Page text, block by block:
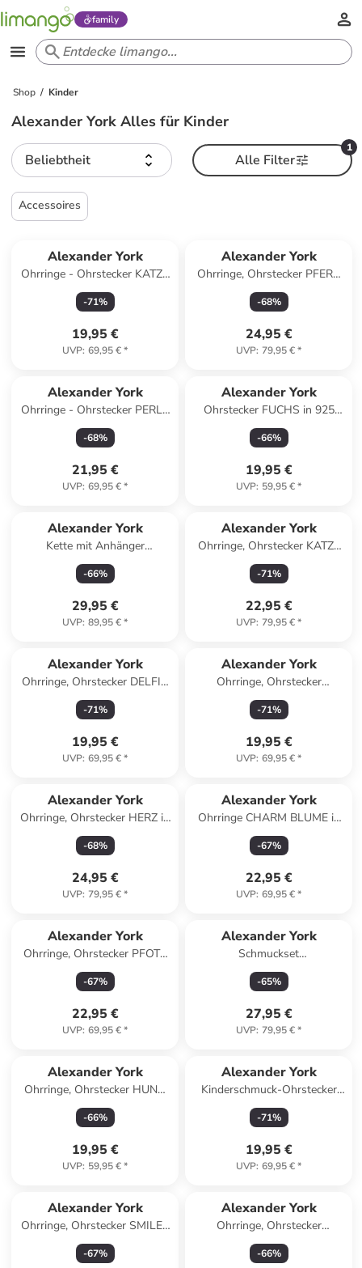
family
Shop Kinder
Alexander York Alles für Kinder
Beliebtheit
1
Alle Filter
Accessoires
Alexander York
Ohrringe - Ohrstecker KATZE
schwarz sitzend in 925 Silber
- 2-tlg.
-71%
19,95 €
UVP: 69,95 €*
Alexander York
Ohrringe, Ohrstecker PFERD
in Gold aus 925 Sterling
Silber, 2-tlg.
-68%
24,95 €
UVP: 79,95 €*
Alexander York
Ohrringe - Ohrstecker PERLE
classic 6 mm in Gold aus 925
Silber
-68%
21,95 €
UVP: 69,95 €*
Alexander York
Ohrstecker FUCHS in 925
Sterling Silber, 2-tlg.
-66%
19,95 €
UVP: 59,95 €*
Alexander York
Kette mit Anhänger
SCHILDKRÖTE mit Opal 925
Sterling Silber, 2-tlg. in silber
-66%
29,95 €
UVP: 89,95 €*
Alexander York
Ohrringe, Ohrstecker KATZE
in Gold aus 925 Sterling
Silber, 2-tlg.
-71%
22,95 €
UVP: 79,95 €*
Alexander York
Ohrringe, Ohrstecker DELFIN
in 925 Sterling Silber, 2-tlg.
-71%
19,95 €
UVP: 69,95 €*
Alexander York
Ohrringe, Ohrstecker
ERDBEERE in 925 Sterling
Silber, 2-tlg.
-71%
19,95 €
UVP: 69,95 €*
Alexander York
Ohrringe, Ohrstecker HERZ in
Gold aus 925 Sterling Silber,
2-tlg.
-68%
24,95 €
UVP: 79,95 €*
Alexander York
Ohrringe CHARM BLUME in
925 Sterling Silber, 2-tlg. in
silber
-67%
22,95 €
UVP: 69,95 €*
Alexander York
Ohrringe, Ohrstecker PFOTE
blau in 925 Sterling Silber, 2-
tlg.
-67%
22,95 €
UVP: 69,95 €*
Alexander York
Schmuckset
SCHMETTERLING in 925
Sterling Silber, 4-tlg. in silber
-65%
27,95 €
UVP: 79,95 €*
Alexander York
Ohrringe, Ohrstecker HUND
DACKEL in 925 Sterling
Silber, 2-tlg.
-66%
19,95 €
UVP: 59,95 €*
Alexander York
Kinderschmuck-Ohrstecker
OKTOPUS mit Glitzer in 925
Silber - 2-tlg.
-71%
19,95 €
UVP: 69,95 €*
Alexander York
Ohrringe, Ohrstecker SMILEY
schwarz in 925 Sterling Silber,
2-tlg.
-67%
Alexander York
Ohrringe, Ohrstecker
PINGUIN rosa in 925 Sterling
Silber, 2-tlg.
-66%